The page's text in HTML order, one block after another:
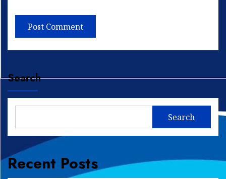
Search
Search
Recent Posts